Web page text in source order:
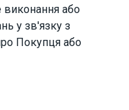
виконання або
у зв'язку з
Покупця або